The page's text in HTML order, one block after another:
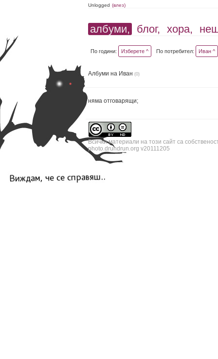
Unlogged (влез)
албуми, блог, хора,
По години: Изберете ^ По потребител: Иван ^
Албуми на Иван(0)
няма отговарящи;
Всички материали на този сайт са
photo.drundrun.org v20111205